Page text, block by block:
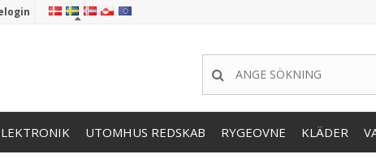
UTOMHUS REDSKAB RYGEOVNE KLÄDER